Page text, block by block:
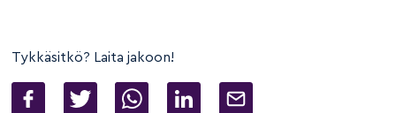
Tykkäsitkö? Laita jakoon!